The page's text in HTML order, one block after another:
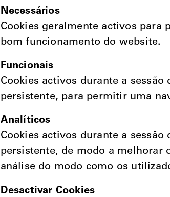
Necessários
Cookies geralmente activos para
bom funcionamento do website.
Funcionais
Cookies activos durante a
persistente, para permitir uma
Analíticos
Cookies activos durante a
persistente, de modo a melhorar
análise do modo como os
Desactivar Cookies